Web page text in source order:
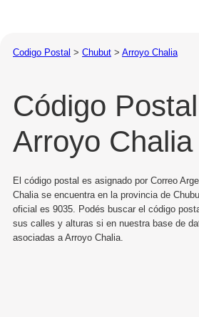
Codigo Postal > Chubut > Arroyo Chalia
Código
Arroyo Chalia
El código postal es asignado por Correo
Chalia se encuentra en la provincia de
oficial es 9035. Podés buscar el código
sus calles y alturas si en nuestra base de
asociadas a Arroyo Chalia.